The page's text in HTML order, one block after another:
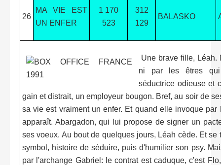
26
MA VIE EST
UN ENFER
1 170
523
312
129
BALASKO
Une brave fille, Léah.
ni par les êtres qui
séductrice odieuse et
gain et distrait, un employeur bougon. Bref, au soir de
sa vie est vraiment un enfer. Et quand elle invoque
apparaît. Abargadon, qui lui propose de signer un
ses voeux. Au bout de quelques jours, Léah cède. Et
symbol, histoire de séduire, puis d'humilier son psy.
par l'archange Gabriel: le contrat est caduque, c'est